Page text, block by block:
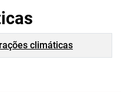
climáticas